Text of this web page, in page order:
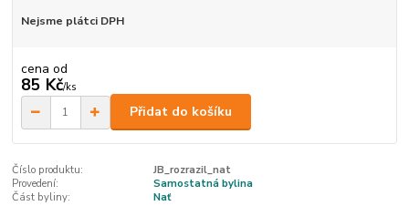
Nejsme plátci DPH
cena od
85 Kč/ks
Přidat do košíku
Číslo produktu:
JB_rozrazil_nat
Provedení:
Samostatná bylina
Část byliny:
Nať